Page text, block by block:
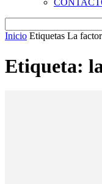
Inicio Etiquetas La
Etiqueta: